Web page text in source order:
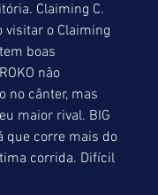
Claiming C.
visitar o Claiming
boas
não
no cânter, mas
maior rival. BIG
que corre mais do
corrida. Difícil